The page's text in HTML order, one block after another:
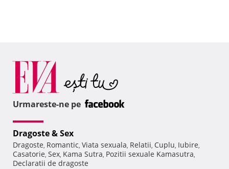
Urmareste-ne pe
Dragoste & Sex
Dragoste, Romantic, Viata sexuala, Relatii, Cuplu, Iubire,
Casatorie, Sex, Kama Sutra, Pozitii sexuale Kamasutra,
Declaratii de dragoste